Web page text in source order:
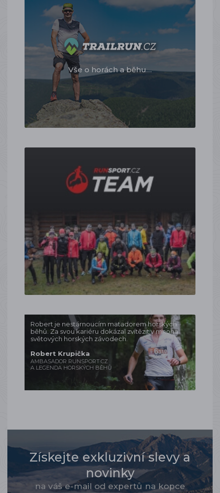
Vše o horách a běhu…
Robert je nestárnoucím matadorem horských
běhů. Za svou kariéru dokázal zvítězit v mnoha
světových horských závodech.
Robert Krupička
AMBASADOR RUNSPORT.CZ
A LEGENDA HORSKÝCH BĚHŮ
Získejte exkluzivní slevy a
novinky
na váš e-mail od expertů na kopce